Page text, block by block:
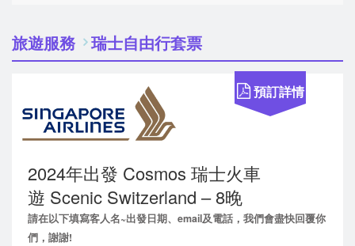
旅遊服務 瑞士自由行套票
2024年出發 Cosmos 瑞士火車
遊 Scenic Switzerland – 8晚
請在以下填寫客人名~出發日期、email及電話，我們會盡快回覆你
們，謝謝!
預訂詳情